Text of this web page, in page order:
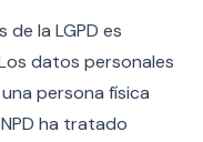
la LGPD es
datos personales
persona física
ha tratado